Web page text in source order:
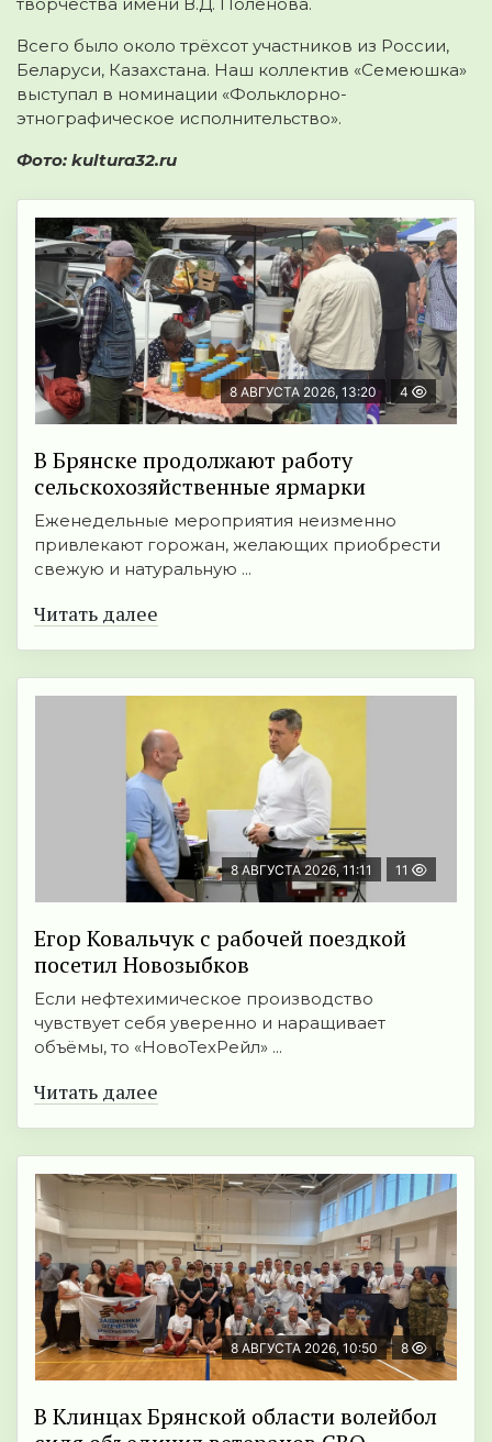
Всего было около трёхсот участников из России,
Беларуси, Казахстана. Наш коллектив «Семеюшка»
выступал в номинации «Фольклорно-
этнографическое исполнительство».
Фото: kultura32.ru
8 АВГУСТА 2026, 13:20 4
В Брянске продолжают работу
сельскохозяйственные ярмарки
Еженедельные мероприятия неизменно
привлекают горожан, желающих приобрести
свежую и натуральную ...
Читать далее
8 АВГУСТА 2026, 11:11 11
Егор Ковальчук с рабочей поездкой
посетил Новозыбков
Если нефтехимическое производство
чувствует себя уверенно и наращивает
объёмы, то «НовоТехРейл» ...
Читать далее
8 АВГУСТА 2026, 10:50 8
В Клинцах Брянской области волейбол